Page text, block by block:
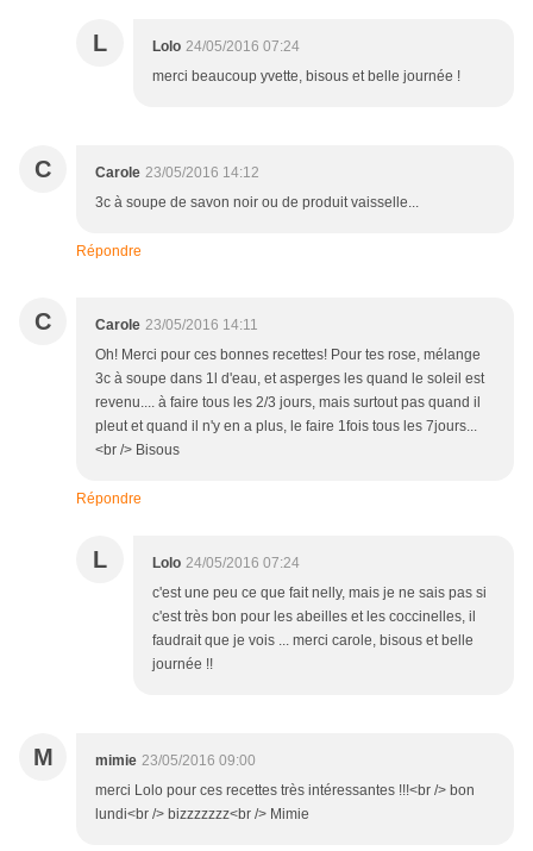
L Lolo 24/05/2016 07:24
merci beaucoup yvette, bisous et belle journée !
C Carole 23/05/2016 14:12
3c à soupe de savon noir ou de produit vaisselle...
Répondre
C Carole 23/05/2016 14:11
Oh! Merci pour ces bonnes recettes! Pour tes rose, mélange
3c à soupe dans 1l d'eau, et asperges les quand le soleil est
revenu.... à faire tous les 2/3 jours, mais surtout pas quand il
pleut et quand il n'y en a plus, le faire 1fois tous les 7jours...
<br /> Bisous
Répondre
L Lolo 24/05/2016 07:24
c'est une peu ce que fait nelly, mais je ne sais pas si
c'est très bon pour les abeilles et les coccinelles, il
faudrait que je vois ... merci carole, bisous et belle
journée !!
M mimie 23/05/2016 09:00
merci Lolo pour ces recettes très intéressantes !!!<br /> bon
lundi<br /> bizzzzzzz<br /> Mimie